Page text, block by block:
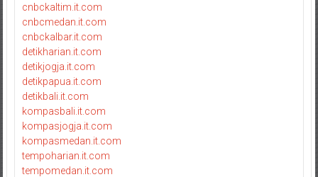
cnbckaltim.it.com
cnbcmedan.it.com
cnbckalbar.it.com
detikharian.it.com
detikjogja.it.com
detikpapua.it.com
detikbali.it.com
kompasbali.it.com
kompasjogja.it.com
kompasmedan.it.com
tempoharian.it.com
tempomedan.it.com